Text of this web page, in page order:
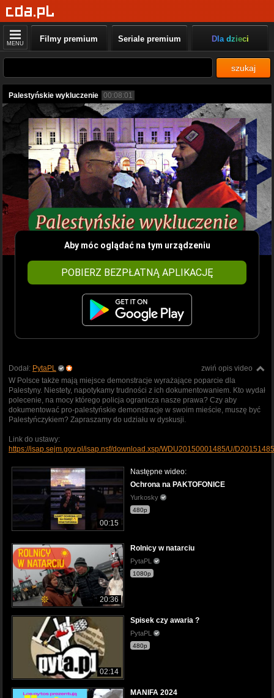
MENU Filmy premium Seriale premium Dla dzieci
szukaj
Palestyńskie wykluczenie 00:08:01
Aby móc oglądać na tym urządzeniu
POBIERZ BEZPŁATNĄ APLIKACJĘ
zwiń opis video
Dodał: PytaPL
W Polsce także mają miejsce demonstracje wyrażające poparcie dla
Palestyny. Niestety, napotykamy trudności z ich dokumentowaniem. Kto wydał
polecenie, na mocy którego policja ogranicza nasze prawa? Czy aby
dokumentować pro-palestyńskie demonstracje w swoim mieście, muszę być
Palestyńczykiem? Zapraszamy do udziału w dyskusji.
Link do ustawy:
https://isap.sejm.gov.pl/isap.nsf/download.xsp/WDU20150001485/U/
00:15
Następne wideo:
Ochrona na PAKTOFONICE
Yurkosky
480p
20:36
Rolnicy w natarciu
PytaPL
1080p
02:14
Spisek czy awaria ?
PytaPL
480p
MANIFA 2024